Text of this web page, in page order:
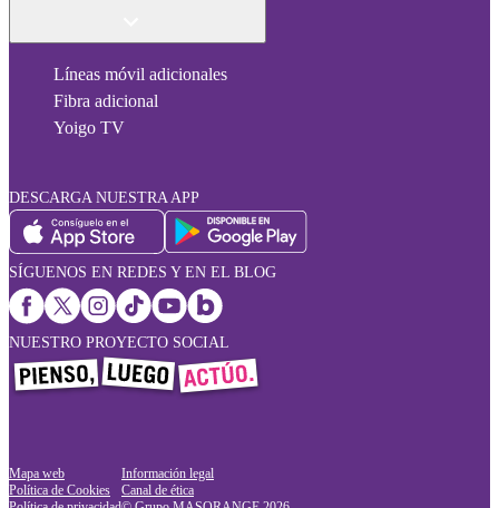
Líneas móvil adicionales
Fibra adicional
Yoigo TV
DESCARGA NUESTRA APP
SÍGUENOS EN REDES Y EN EL BLOG
NUESTRO PROYECTO SOCIAL
Mapa web
Política de Cookies
Información legal
Canal de ética